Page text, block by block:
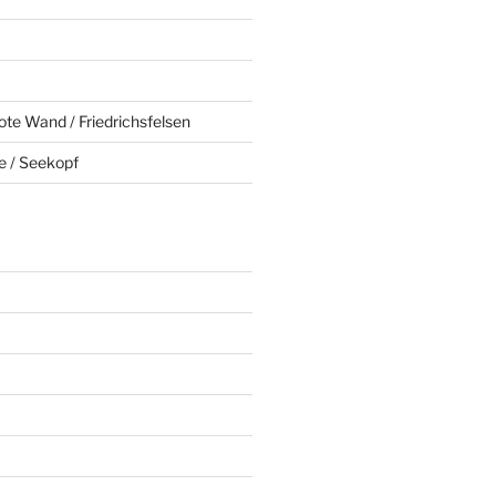
Wand / Friedrichsfelsen
/ Seekopf